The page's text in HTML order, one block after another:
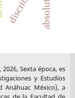
Sexta época, es
y Estudios
Anáhuac México), a